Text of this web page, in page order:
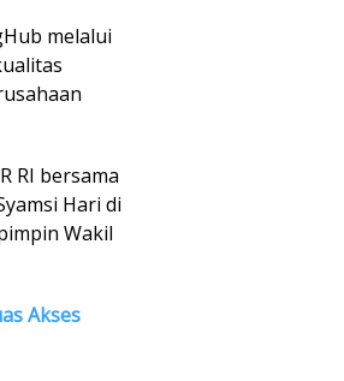
melalui
RI bersama
Hari di
Wakil
Akses